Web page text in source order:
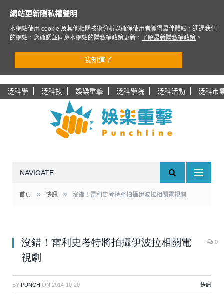
泛科學 泛科技 娛樂重擊 泛科學院 泛科活動 泛科市
NAVIGATE
首頁 » 快訊 » 沒錯！雷利史考特將拍攝伊波拉相關電視劇
沒錯！雷利史考特將拍攝伊波拉相關電
視劇
0
BY PUNCH ON 2014-10-20 快訊
網站更新隱私權聲明
本網站使用 cookie 及其他相關技術分析以確保使用者獲得最佳體驗，通過我們
的網站，您確認並同意本網站的隱私權政策更新，
了解最新隱私權政策 。
我知道了